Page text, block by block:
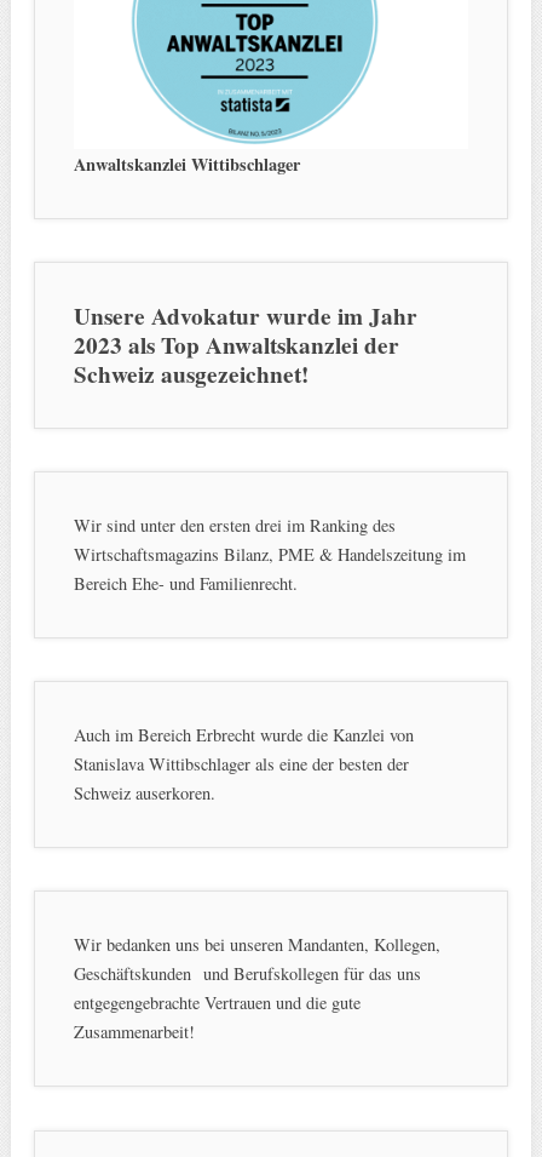
Anwaltskanzlei Wittibschlager
Unsere Advokatur wurde im Jahr
2023 als Top Anwaltskanzlei der
Schweiz ausgezeichnet!
Wir sind unter den ersten drei im Ranking des
Wirtschaftsmagazins Bilanz, PME & Handelszeitung im
Bereich Ehe- und Familienrecht.
Auch im Bereich Erbrecht wurde die Kanzlei von
Stanislava Wittibschlager als eine der besten der
Schweiz auserkoren.
Wir bedanken uns bei unseren Mandanten, Kollegen,
Geschäftskunden und Berufskollegen für das uns
entgegengebrachte Vertrauen und die gute
Zusammenarbeit!